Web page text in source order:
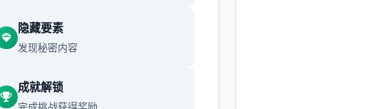
手绘黑白画风
虽然画面缺几个色彩，但接触中的
白画面个性拾足，二定会给你留下
隐藏要素
发现秘密内容
成就解锁
完成挑战获得奖励